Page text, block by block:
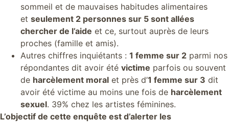
sommeil et de mauvaises habitudes alimentaires
et seulement 2 personnes sur 5 sont allées
chercher de l’aide et ce, surtout auprès de leurs
proches (famille et amis).
Autres chiffres inquiétants : 1 femme sur 2 parmi nos
répondantes dit avoir été victime parfois ou souvent
de harcèlement moral et près d’1 femme sur 3 dit
avoir été victime au moins une fois de harcèlement
sexuel. 39% chez les artistes féminines.
L’objectif de cette enquête est d’alerter les